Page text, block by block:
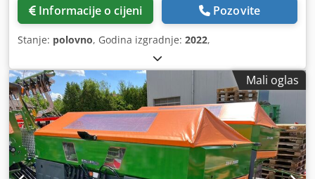
Informacije o cijeni Pozovite
Stanje: polovno, Godina izgradnje: 2022,
Mali oglas